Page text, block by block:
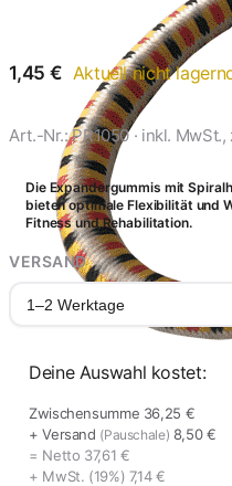
230mm - schwarz
1,45 € Aktuell nicht
Art.-Nr.:PR1050· inkl. MwSt.,
Die Expandergummis mit
bieten optimale Flexibilität und
Fitness und Rehabilitation.
VERSAND
1–2 Werktage
Deine Auswahl kostet:
Zwischensumme 36,25 €
+ Versand (Pauschale) 8,50 €
= Netto 37,61 €
+ MwSt. (19%) 7,14 €